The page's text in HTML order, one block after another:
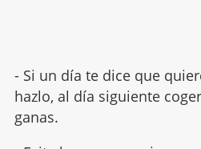
- Si un día te dice que
hazlo, al día siguiente
ganas.